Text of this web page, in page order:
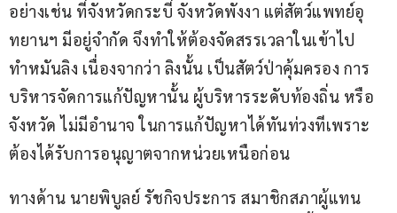
อย่างเช่น ที่จังหวัดกระบี่ จังหวัดพังงา แต่สัตว์แพทย์อุ
ทยานฯ มีอยู่จำกัด จึงทำให้ต้องจัดสรรเวลาในเข้าไป
ทำหมันลิง เนื่องจากว่า ลิงนั้น เป็นสัตว์ป่าคุ้มครอง การ
บริหารจัดการแก้ปัญหานั้น ผู้บริหารระดับท้องถิ่น หรือ
จังหวัด ไม่มีอำนาจ ในการแก้ปัญหาได้ทันท่วงทีเพราะ
ต้องได้รับการอนุญาตจากหน่วยเหนือก่อน
ทางด้าน นายพิบูลย์ รัชกิจประการ สมาชิกสภาผู้แทน